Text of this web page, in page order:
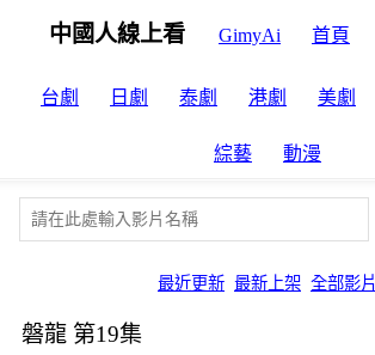
中國人線上看 GimyAi 首頁
台劇 日劇 泰劇 港劇 美劇
綜藝 動漫
最近更新 最新上架 全部影片
磐龍 第19集